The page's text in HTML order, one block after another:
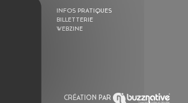
INFOS PRATIQUES
BILLETTERIE
WEBZINE
CRÉATION PAR